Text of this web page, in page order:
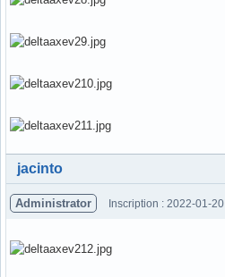
Hors ligne
jacinto
Administrator Inscription : 2022-01-20